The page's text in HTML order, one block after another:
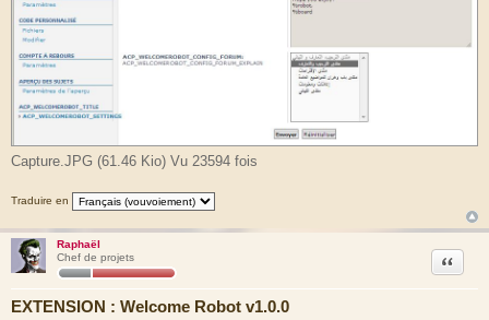
Capture.JPG (61.46 Kio) Vu 23594 fois
Traduire en
Raphaël
Chef de projets
EXTENSION : Welcome Robot v1.0.0
Citation